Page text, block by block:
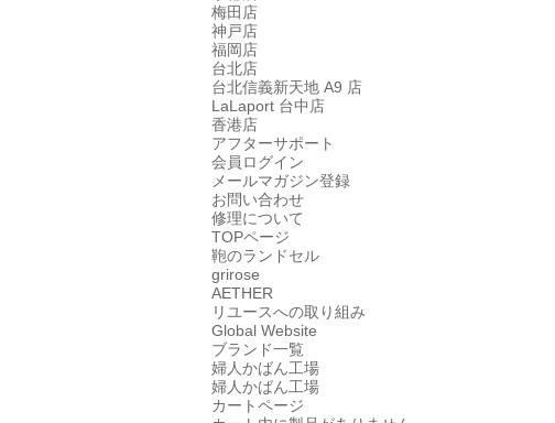
梅田店
神戸店
福岡店
台北店
台北信義新天地 A9 店
LaLaport 台中店
香港店
アフターサポート
会員ログイン
メールマガジン登録
お問い合わせ
修理について
TOPページ
鞄のランドセル
grirose
AETHER
リユースへの取り組み
Global Website
ブランド一覧
婦人かばん工場
婦人かばん工場
カートページ